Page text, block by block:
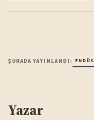
ŞURADA YAYINLANDI:
Yazar